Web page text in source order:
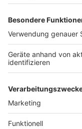
Anzeige
Erft fließt
Hundewiese
Millionen
Anzeige